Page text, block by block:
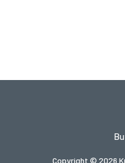
Copyright © 2026